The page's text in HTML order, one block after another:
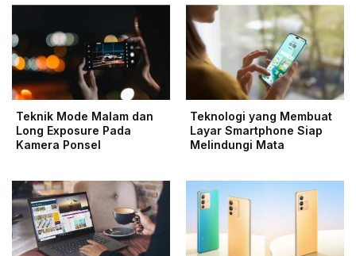
Teknik Mode Malam dan
Long Exposure Pada
Kamera Ponsel
Teknologi yang Membuat
Layar Smartphone Siap
Melindungi Mata